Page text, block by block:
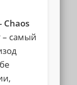
Chaos
самый